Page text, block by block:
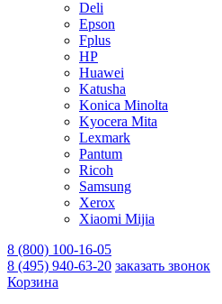
Deli
Epson
Fplus
HP
Huawei
Katusha
Konica Minolta
Kyocera Mita
Lexmark
Pantum
Ricoh
Samsung
Xerox
Xiaomi Mijia
8 (800) 100-16-05
8 (495) 940-63-20 заказать звонок
Корзина